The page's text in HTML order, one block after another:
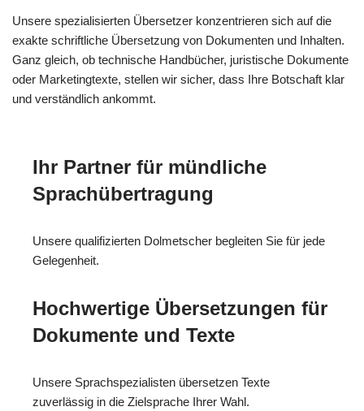
Unsere spezialisierten Übersetzer konzentrieren sich auf die
exakte schriftliche Übersetzung von Dokumenten und Inhalten.
Ganz gleich, ob technische Handbücher, juristische Dokumente
oder Marketingtexte, stellen wir sicher, dass Ihre Botschaft klar
und verständlich ankommt.
Ihr Partner für mündliche
Sprachübertragung
Unsere qualifizierten Dolmetscher begleiten Sie für jede
Gelegenheit.
Hochwertige Übersetzungen für
Dokumente und Texte
Unsere Sprachspezialisten übersetzen Texte
zuverlässig in die Zielsprache Ihrer Wahl.